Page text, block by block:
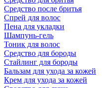
Средство после бритья
Спрей для волос
Пена для укладки
Шампунь-гель
Тоник для волос
Средство для бороды
Стайлинг для бороды
Бальзам для ухода за кожей
Крем для ухода за кожей